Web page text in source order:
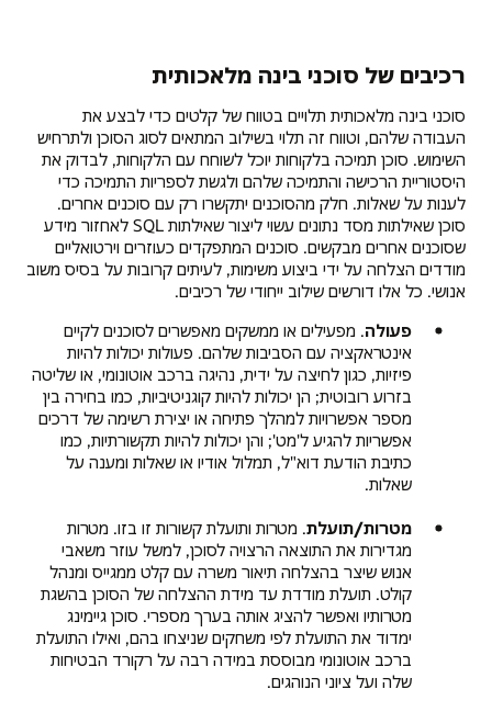
רכיבים של סוכני בינה מלאכותית
סוכני בינה מלאכותית תלויים בטווח של קלטים כדי לבצע את
העבודה שלהם, וטווח זה תלוי בשילוב המתאים לסוג הסוכן ולתרחיש
השימוש. סוכן תמיכה בלקוחות יוכל לשוחח עם הלקוחות, לבדוק את
היסטוריית הרכישה והתמיכה שלהם ולגשת לספריות התמיכה כדי
לענות על שאלות. חלק מהסוכנים יתקשרו רק עם סוכנים אחרים.
סוכן שאילתות מסד נתונים עשוי ליצור שאילתות SQL לאחזור מידע
שסוכנים אחרים מבקשים. סוכנים המתפקדים כעוזרים וירטואליים
מודדים הצלחה על ידי ביצוע משימות, לעיתים קרובות על בסיס משוב
אנושי. כל אלו דורשים שילוב ייחודי של רכיבים.
פעולה. מפעילים או ממשקים מאפשרים לסוכנים לקיים
אינטראקציה עם הסביבות שלהם. פעולות יכולות להיות
פיזיות, כגון לחיצה על ידית, נהיגה ברכב אוטונומי, או שליטה
בזרוע רובוטית; הן יכולות להיות קוגניטיביות, כמו בחירה בין
מספר אפשרויות למהלך פתיחה או יצירת רשימה של דרכים
אפשריות להגיע ל'מט'; והן יכולות להיות תקשורתיות, כמו
כתיבת הודעת דוא"ל, תמלול אודיו או שאלות ומענה על
שאלות.
מטרות/תועלת. מטרות ותועלת קשורות זו בזו. מטרות
מגדירות את התוצאה הרצויה לסוכן, למשל עוזר משאבי
אנוש שיצר בהצלחה תיאור משרה עם קלט ממגייס ומנהל
קולט. תועלת מודדת עד מידת ההצלחה של הסוכן בהשגת
מטרותיו ואפשר להציג אותה בערך מספרי. סוכן גיימינג
ימדוד את התועלת לפי משחקים שניצחו בהם, ואילו התועלת
ברכב אוטונומי מבוססת במידה רבה על רקורד הבטיחות
שלה ועל ציוני הנוהגים.